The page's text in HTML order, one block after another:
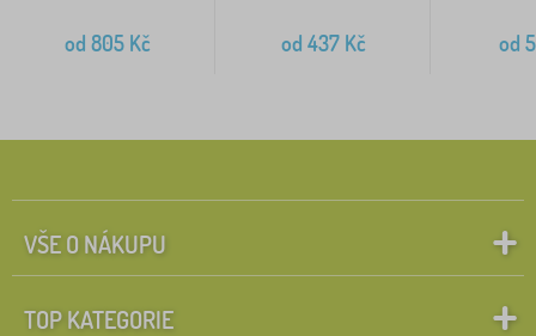
od 805 Kč od 437Kč od
VŠE O NÁKUPU
TOP KATEGORIE